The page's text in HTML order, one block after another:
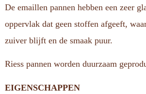
De emaillen pannen hebben een zeer
oppervlak dat geen stoffen afgeeft,
zuiver blijft en de smaak puur.
Riess pannen worden duurzaam
EIGENSCHAPPEN